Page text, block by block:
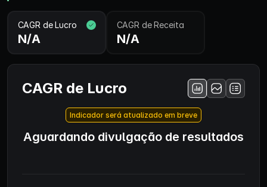
CAGR de Lucro
N/A
CAGR de Receita
N/A
CAGR de Lucro
Indicador será atualizado em breve
Aguardando divulgação de resultados